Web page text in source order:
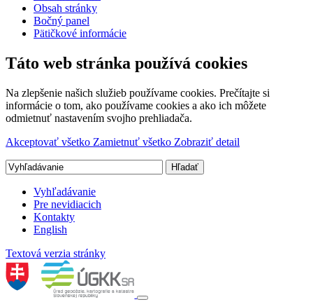
Obsah stránky
Bočný panel
Pätičkové informácie
Táto web stránka používá cookies
Na zlepšenie našich služieb používame cookies. Prečítajte si
informácie o tom, ako používame cookies a ako ich môžete
odmietnuť nastavením svojho prehliadača.
Akceptovať všetko Zamietnuť všetko Zobraziť detail
Vyhľadávanie
Pre nevidiacich
Kontakty
English
Textová verzia stránky